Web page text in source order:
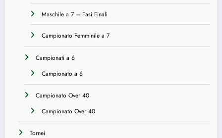
Maschile a 7 – Fasi Finali
Campionato Femminile a 7
Campionati a 6
Campionato a 6
Campionato Over 40
Campionato Over 40
Tornei